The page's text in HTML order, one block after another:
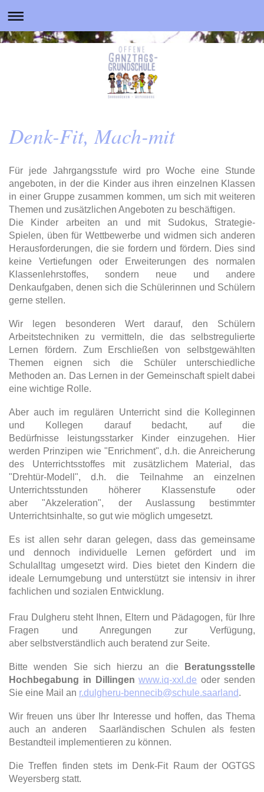
Denk-Fit, Mach-mit
Für jede Jahrgangsstufe wird pro Woche eine Stunde
angeboten, in der die Kinder aus ihren einzelnen Klassen
in einer Gruppe zusammen kommen, um sich mit weiteren
Themen und zusätzlichen Angeboten zu beschäftigen.
Die Kinder arbeiten an und mit Sudokus, Strategie-
Spielen, üben für Wettbewerbe und widmen sich anderen
Herausforderungen, die sie fordern und fördern. Dies sind
keine Vertiefungen oder Erweiterungen des normalen
Klassenlehrstoffes, sondern neue und andere
Denkaufgaben, denen sich die Schülerinnen und Schülern
gerne stellen.
Wir legen besonderen Wert darauf, den Schülern
Arbeitstechniken zu vermitteln, die das selbstregulierte
Lernen fördern. Zum Erschließen von selbstgewählten
Themen eignen sich die Schüler unterschiedliche
Methoden an. Das Lernen in der Gemeinschaft spielt dabei
eine wichtige Rolle.
Aber auch im regulären Unterricht sind die Kolleginnen
und Kollegen darauf bedacht, auf die
Bedürfnisse leistungsstarker Kinder einzugehen. Hier
werden Prinzipen wie "Enrichment", d.h. die Anreicherung
des Unterrichtsstoffes mit zusätzlichem Material, das
"Drehtür-Modell", d.h. die Teilnahme an einzelnen
Unterrichtsstunden höherer Klassenstufe oder
aber "Akzeleration", der Auslassung bestimmter
Unterrichtsinhalte, so gut wie möglich umgesetzt.
Es ist allen sehr daran gelegen, dass das gemeinsame
und dennoch individuelle Lernen gefördert und im
Schulalltag umgesetzt wird. Dies bietet den Kindern die
ideale Lernumgebung und unterstützt sie intensiv in ihrer
fachlichen und sozialen Entwicklung.
Frau Dulgheru steht Ihnen, Eltern und Pädagogen, für Ihre
Fragen und Anregungen zur Verfügung,
aber selbstverständlich auch beratend zur Seite.
Bitte wenden Sie sich hierzu an die
Beratungsstelle
Hochbegabung in Dillingen www.iq-xxl.de oder senden
Sie eine Mail an r.dulgheru-bennecib@schule.saarland.
Wir freuen uns über Ihr Interesse und hoffen, das Thema
auch an anderen Saarländischen Schulen als festen
Bestandteil implementieren zu können.
Die Treffen finden stets im Denk-Fit Raum der OGTGS
Weyersberg statt.